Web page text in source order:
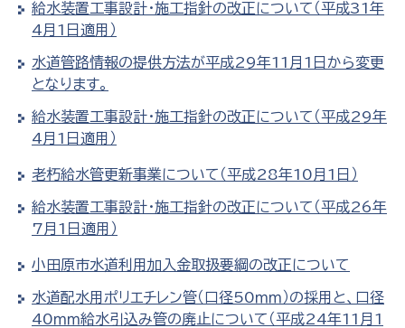
給水装置工事設計・施工指針の改正について（平成31年
4月1日適用）
水道管路情報の提供方法が平成29年11月1日から変更
となります。
給水装置工事設計・施工指針の改正について（平成29年
4月1日適用）
老朽給水管更新事業について（平成28年10月1日）
給水装置工事設計・施工指針の改正について（平成26年
7月1日適用）
小田原市水道利用加入金取扱要綱の改正について
水道配水用ポリエチレン管（口径50ｍｍ）の採用と、口径
40ｍｍ給水引込み管の廃止について（平成24年11月1